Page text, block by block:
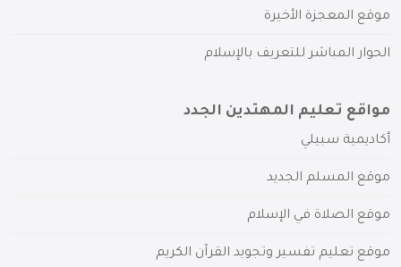
موقع المعجزة الأخيرة
الحوار المباشر للتعريف بالإسلام
مواقع تعليم المهتدين الجدد
أكاديمية سبيلي
موقع المسلم الجديد
موقع الصلاة في الإسلام
موقع تعليم تفسير وتجويد القرآن الكريم